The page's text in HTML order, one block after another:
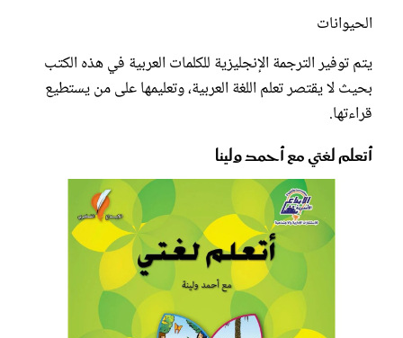
الحيوانات
يتم توفير الترجمة الإنجليزية للكلمات العربية في هذه الكتب
بحيث لا يقتصر تعلم اللغة العربية، وتعليمها على من يستطيع
قراءتها.
أتعلم لغتي مع أحمد ولينا